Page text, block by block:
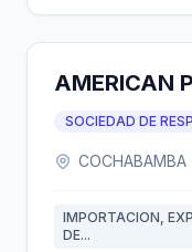
AMERICAN
SOCIEDAD DE
COCHABAMBA
IMPORTACION,
DE...